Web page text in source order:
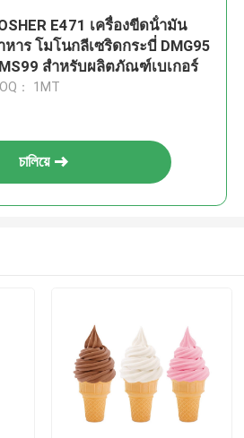
E471 เครื่องขีดน้ํามัน
หาร โมโนกลีเซริดกระบี่ DMG95
สําหรับผลิตภัณฑ์เบเกอร์
： 1MT
চালিয়ে